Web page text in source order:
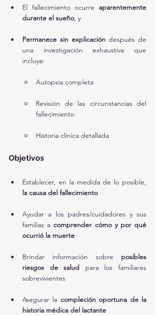
El fallecimiento ocurre aparentemente
durante el sueño, y
Permanece sin explicación después de
una investigación exhaustiva que
incluye:
Autopsia completa
Revisión de las circunstancias del
fallecimiento
Historia clínica detallada
Objetivos
la causa del fallecimiento
Ayudar a los padres/cuidadores y sus
familias a comprender cómo y por qué
ocurrió la muerte
Brindar información sobre posibles
riesgos de salud para los familiares
sobrevivientes
Asegurar la compleción oportuna de la
historia médica del lactante